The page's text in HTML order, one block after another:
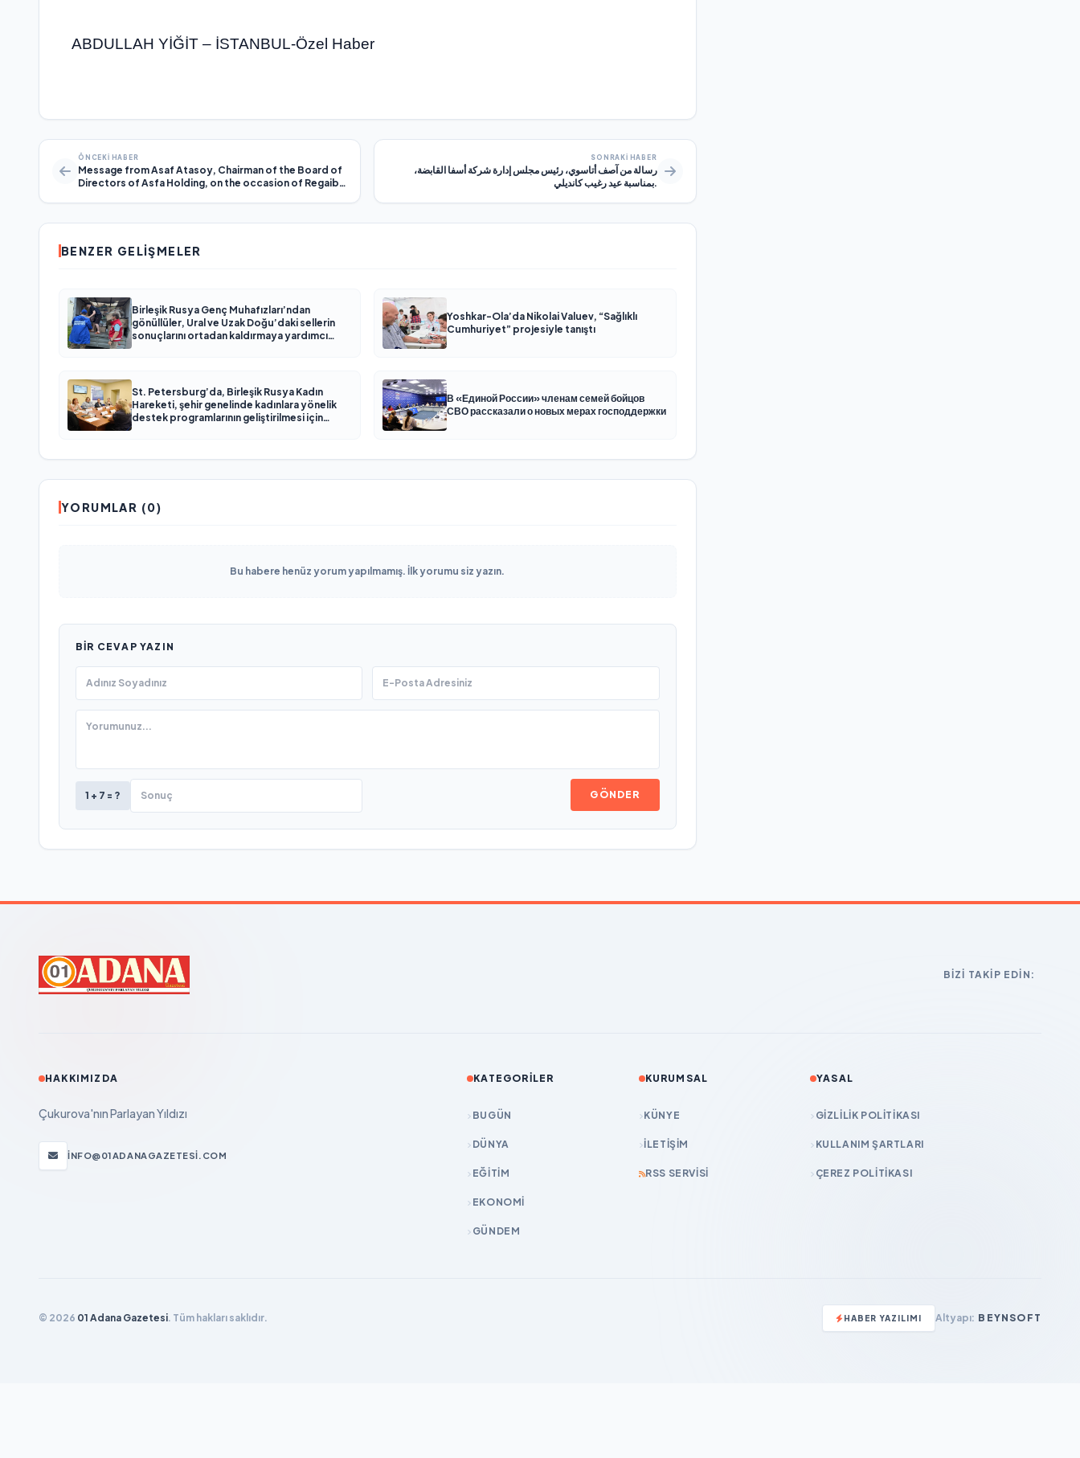
ABDULLAH YİĞİT – İSTANBUL-Özel Haber
ÖNCEKI HABER
Message from Asaf Atasoy, Chairman of the Board of
Directors of Asfa Holding, on the occasion of Regaib
SONRAKI HABER
رسالة من آصف أتاسوي، رئيس مجلس إدارة شركة أسفا القابضة،
بمناسبة عيد رغيب كانديلي.
BENZER GELIŞMELER
Birleşik Rusya Genç Muhafızları’ndan
gönüllüler, Ural ve Uzak Doğu’daki sellerin
sonuçlarını ortadan kaldırmaya yardımcı
Yoshkar-Ola’da Nikolai Valuev, “Sağlıklı
Cumhuriyet” projesiyle tanıştı
St. Petersburg’da, Birleşik Rusya Kadın
Hareketi, şehir genelinde kadınlara yönelik
destek programlarının geliştirilmesi için
В «Единой России» членам семей бойцов
СВО рассказали о новых мерах господдержки
YORUMLAR (0)
Bu habere henüz yorum yapılmamış. İlk yorumu siz yazın.
BIR CEVAP YAZIN
1 + 7 = ? GÖNDER
BIZI TAKIP EDIN:
HAKKIMIZDA
Çukurova'nın Parlayan Yıldızı
INFO@01ADANAGAZETESI.COM
KATEGORILER
BUGÜN
DÜNYA
EĞİTİM
EKONOMİ
GÜNDEM
KURUMSAL
KÜNYE
İLETIŞIM
RSS SERVISI
YASAL
GIZLILIK POLITIKASI
KULLANIM ŞARTLARI
ÇEREZ POLITIKASI
© 2026 01 Adana Gazetesi. Tüm hakları saklıdır. HABER YAZILIMI Altyapı: BEYNSOFT